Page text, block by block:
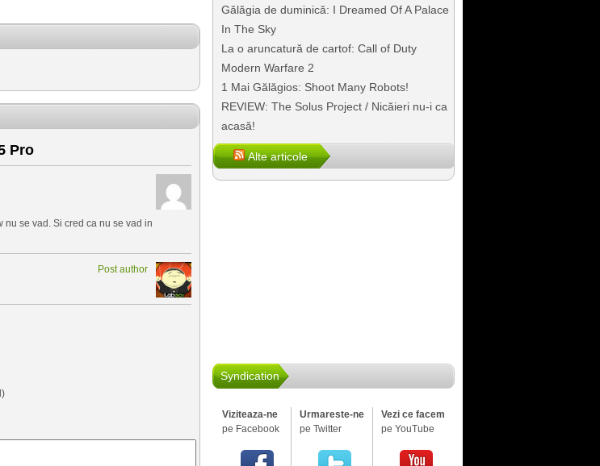
Pro
nu se vad. Si cred ca nu se vad in
Post author
Gălăgia de duminică: I Dreamed Of A Palace
In The Sky
La o aruncatură de cartof: Call of Duty
Modern Warfare 2
1 Mai Gălăgios: Shoot Many Robots!
REVIEW: The Solus Project / Nicăieri nu-i ca
acasă!
Alte articole
Syndication
Viziteaza-ne
pe Facebook
Urmareste-ne
pe Twitter
Vezi ce facem
pe YouTube